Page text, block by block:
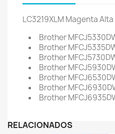
LC3219XLM Magenta
Brother
Brother
Brother
Brother
Brother
Brother
Brother
RELACIONADOS